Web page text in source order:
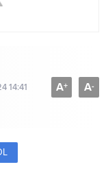
14:41 A+ A-